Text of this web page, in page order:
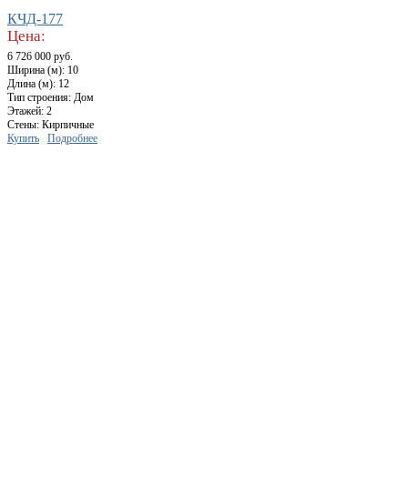
КЧД-177
Цена:
6 726 000 руб.
Ширина (м): 10
Длина (м): 12
Тип строения: Дом
Этажей: 2
Стены: Кирпичные
Купить
Подробнее